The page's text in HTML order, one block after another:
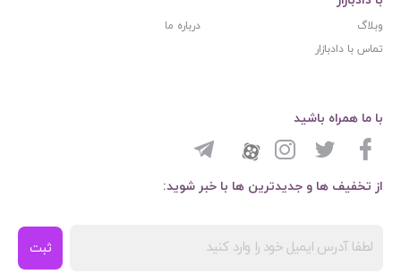
وبلاگ
درباره ما
تماس با دادبازار
از تخفیف ها و جدیدترین ها با خبر شوید:
ثبت
با ما همراه باشید